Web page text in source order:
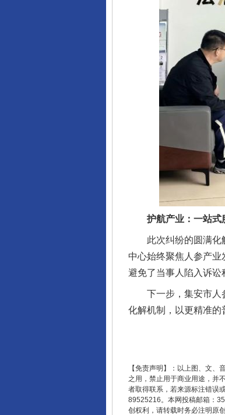
护航产业：一站式
此次纠纷的圆满化解
中心始终聚焦人参产
避免了当事人陷入诉讼
下一步，集安市人参
化解机制，以更精准的
【免责声明】：以上图、文
之用，禁止用于商业用途，并
者取得联系，若来源标注错误
89525216。本网投稿邮箱：
创权利，请转载时务必注明原
揭开“小金库”的
受贿1.44亿！段成